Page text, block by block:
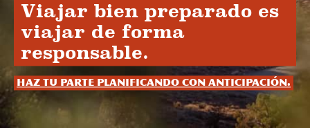
Viajar bien preparado es
viajar de forma
responsable.
Haz tu parte planificando con anticipación.